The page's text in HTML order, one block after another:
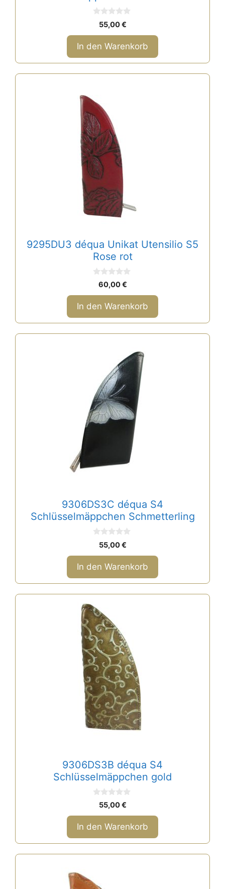
o
5
55,00€
In den Warenkorb
9295DU3 déqua Unikat Utensilio S5
Rose rot
o
n
5
60,00€
In den Warenkorb
9306DS3C déqua S4
Schlüsselmäppchen Schmetterling
o
n
5
55,00€
In den Warenkorb
9306DS3B déqua S4
Schlüsselmäppchen gold
o
n
5
55,00€
In den Warenkorb